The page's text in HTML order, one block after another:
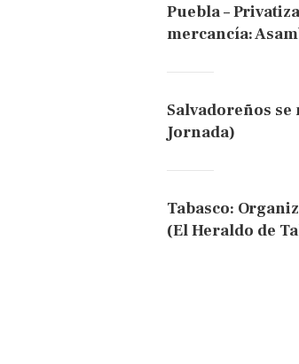
Puebla –
mercancía:
Salvadoreños
Jornada)
Tabasco:
(El Heraldo de